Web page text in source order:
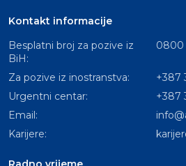
Kontakt informacije
Besplatni broj za pozive iz
BiH:
0800
Za pozive iz inostranstva:
+387
Urgentni centar:
+387
Email:
Karijere: